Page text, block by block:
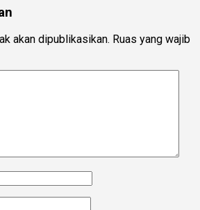
akan dipublikasikan. Ruas yang wajib